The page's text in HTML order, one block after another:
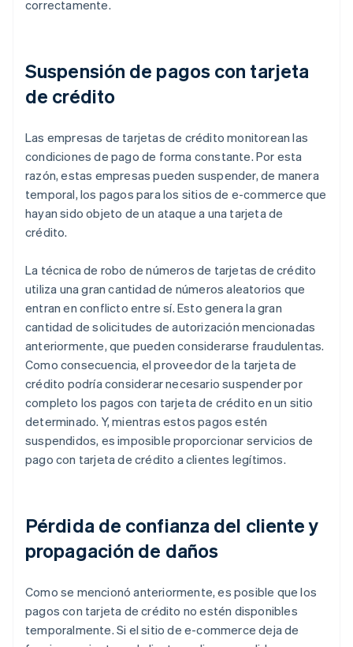
correctamente.
Suspensión de pagos con tarjeta
de crédito
Las empresas de tarjetas de crédito monitorean las
condiciones de pago de forma constante. Por esta
razón, estas empresas pueden suspender, de manera
temporal, los pagos para los sitios de e-commerce que
hayan sido objeto de un ataque a una tarjeta de
crédito.
La técnica de robo de números de tarjetas de crédito
utiliza una gran cantidad de números aleatorios que
entran en conflicto entre sí. Esto genera la gran
cantidad de solicitudes de autorización mencionadas
anteriormente, que pueden considerarse fraudulentas.
Como consecuencia, el proveedor de la tarjeta de
crédito podría considerar necesario suspender por
completo los pagos con tarjeta de crédito en un sitio
determinado. Y, mientras estos pagos estén
suspendidos, es imposible proporcionar servicios de
pago con tarjeta de crédito a clientes legítimos.
Pérdida de confianza del cliente y
propagación de daños
Como se mencionó anteriormente, es posible que los
pagos con tarjeta de crédito no estén disponibles
temporalmente. Si el sitio de e-commerce deja de